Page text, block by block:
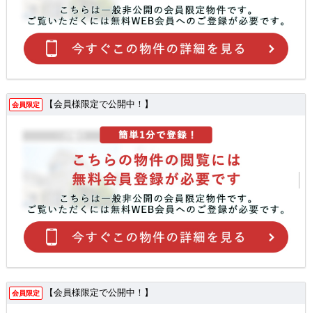
会員限定 【会員様限定で公開中！】
会員限定 【会員様限定で公開中！】